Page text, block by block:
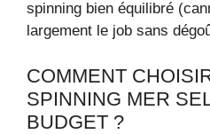
spinning bien équilibré
largement le job sans
COMMENT
SPINNING MER
BUDGET ?